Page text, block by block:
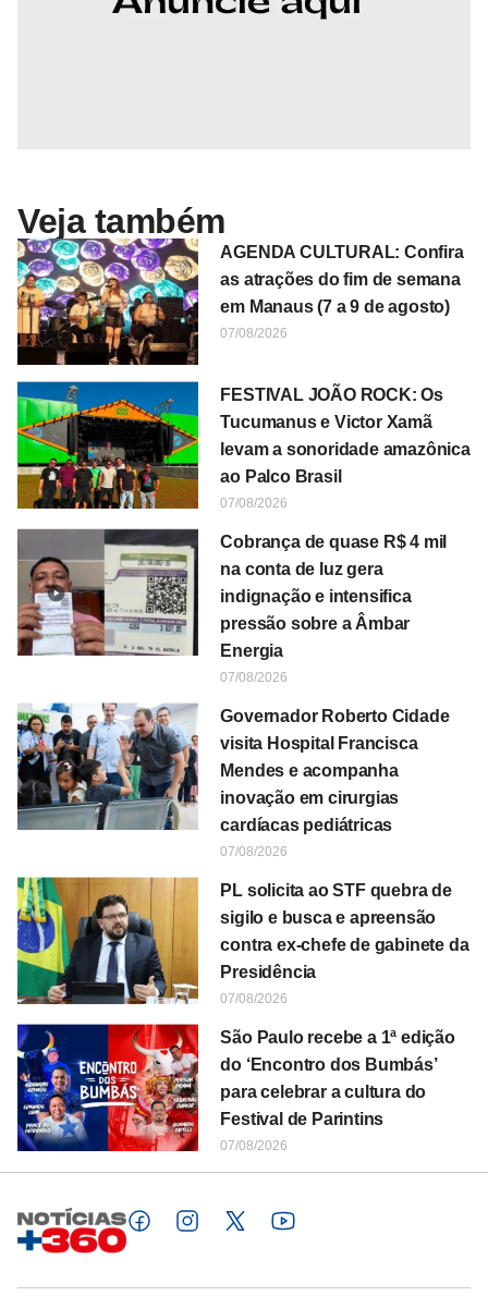
Veja também
AGENDA CULTURAL: Confira
as atrações do fim de semana
em Manaus (7 a 9 de agosto)
07/08/2026
FESTIVAL JOÃO ROCK: Os
Tucumanus e Victor Xamã
levam a sonoridade amazônica
ao Palco Brasil
07/08/2026
Cobrança de quase R$ 4 mil
na conta de luz gera
indignação e intensifica
pressão sobre a Âmbar
Energia
07/08/2026
Governador Roberto Cidade
visita Hospital Francisca
Mendes e acompanha
inovação em cirurgias
cardíacas pediátricas
07/08/2026
PL solicita ao STF quebra de
sigilo e busca e apreensão
contra ex-chefe de gabinete da
Presidência
07/08/2026
São Paulo recebe a 1ª edição
do ‘Encontro dos Bumbás’
para celebrar a cultura do
Festival de Parintins
07/08/2026